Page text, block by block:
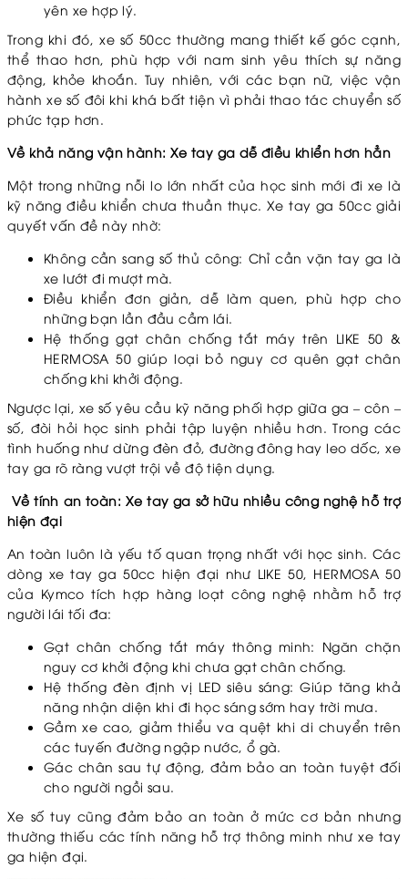
yên xe hợp lý.
Trong khi đó, xe số 50cc thường mang thiết kế góc cạnh,
thể thao hơn, phù hợp với nam sinh yêu thích sự năng
động, khỏe khoắn. Tuy nhiên, với các bạn nữ, việc vận
hành xe số đôi khi khá bất tiện vì phải thao tác chuyển số
phức tạp hơn.
Về khả năng vận hành: Xe tay ga dễ điều khiển hơn hẳn
Một trong những nỗi lo lớn nhất của học sinh mới đi xe là
kỹ năng điều khiển chưa thuần thục. Xe tay ga 50cc giải
quyết vấn đề này nhờ:
Không cần sang số thủ công: Chỉ cần vặn tay ga là
xe lướt đi mượt mà.
Điều khiển đơn giản, dễ làm quen, phù hợp cho
những bạn lần đầu cầm lái.
Hệ thống gạt chân chống tắt máy trên LIKE 50 &
HERMOSA 50 giúp loại bỏ nguy cơ quên gạt chân
chống khi khởi động.
Ngược lại, xe số yêu cầu kỹ năng phối hợp giữa ga – côn –
số, đòi hỏi học sinh phải tập luyện nhiều hơn. Trong các
tình huống như dừng đèn đỏ, đường đông hay leo dốc, xe
tay ga rõ ràng vượt trội về độ tiện dụng.
Về tính an toàn: Xe tay ga sở hữu nhiều công nghệ hỗ trợ
hiện đại
An toàn luôn là yếu tố quan trọng nhất với học sinh. Các
dòng xe tay ga 50cc hiện đại như LIKE 50, HERMOSA 50
của Kymco tích hợp hàng loạt công nghệ nhằm hỗ trợ
người lái tối đa:
Gạt chân chống tắt máy thông minh: Ngăn chặn
nguy cơ khởi động khi chưa gạt chân chống.
Hệ thống đèn định vị LED siêu sáng: Giúp tăng khả
năng nhận diện khi đi học sáng sớm hay trời mưa.
Gầm xe cao, giảm thiểu va quệt khi di chuyển trên
các tuyến đường ngập nước, ổ gà.
Gác chân sau tự động, đảm bảo an toàn tuyệt đối
cho người ngồi sau.
Xe số tuy cũng đảm bảo an toàn ở mức cơ bản nhưng
thường thiếu các tính năng hỗ trợ thông minh như xe tay
ga hiện đại.